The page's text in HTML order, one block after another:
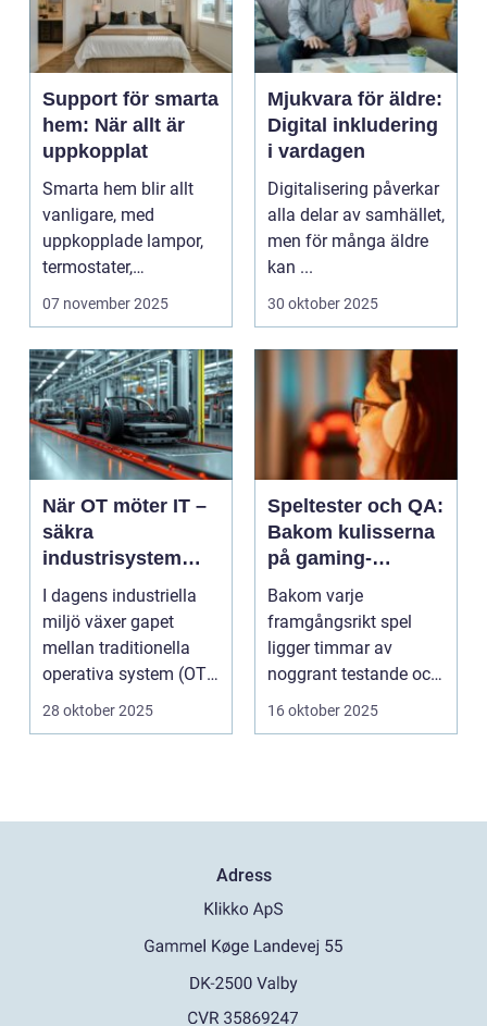
Support för smarta
hem: När allt är
uppkopplat
Smarta hem blir allt
vanligare, med
uppkopplade lampor,
termostater,
säkerhetskameror och
07 november 2025
Mjukvara för äldre:
Digital inkludering
i vardagen
Digitalisering påverkar
alla delar av samhället,
men för många äldre
kan ...
30 oktober 2025
När OT möter IT –
säkra
industrisystem
utan att stoppa
produktionen
I dagens industriella
miljö växer gapet
mellan traditionella
operativa system (OT)
och mod...
28 oktober 2025
Speltester och QA:
Bakom kulisserna
på gaming-
industrin
Bakom varje
framgångsrikt spel
ligger timmar av
noggrant testande och
kvalitetssäkring. S...
16 oktober 2025
Adress